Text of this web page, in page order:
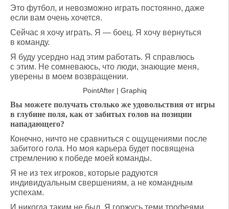
Это футбол, и невозможно играть постоянно, даже
если вам очень хочется.
Сейчас я хочу играть. Я — боец. Я хочу вернуться
в команду.
Я буду усердно над этим работать. Я справлюсь
с этим. Не сомневаюсь, что люди, знающие меня,
уверены в моем возвращении.
PointAfter | Graphiq
Вы можете получать столько же удовольствия от игры
в глубине поля, как от забитых голов на позиции
нападающего?
Конечно, ничто не сравниться с ощущениями после
забитого гола. Но моя карьера будет посвящена
стремлению к победе моей команды.
Я не из тех игроков, которые радуются
индивидуальным свершениям, а не командным
успехам.
И никогда таким не был. Я горжусь теми трофеями,